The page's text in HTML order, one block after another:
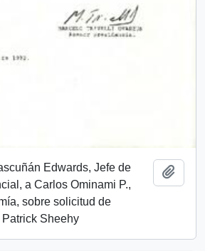
Edwards, Jefe de
a Carlos Ominami P.,
sobre solicitud de
Sheehy